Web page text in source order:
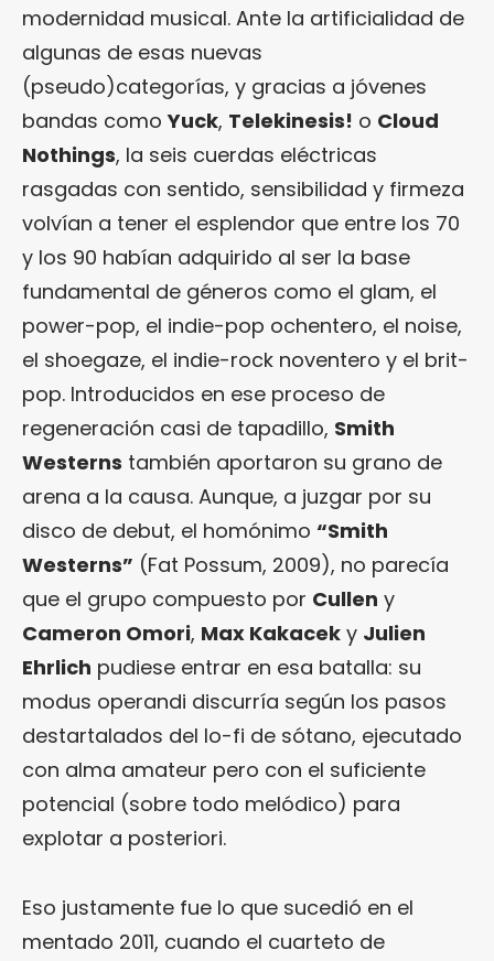
modernidad musical. Ante la artificialidad de
algunas de esas nuevas
(pseudo)categorías, y gracias a jóvenes
bandas comoYuck, Telekinesis! o Cloud
Nothings, la seis cuerdas eléctricas
rasgadas con sentido, sensibilidad y firmeza
volvían a tener el esplendor que entre los 70
y los 90 habían adquirido al ser la base
fundamental de géneros como el glam, el
power-pop, el indie-pop ochentero, el noise,
el shoegaze, el indie-rock noventero y el brit-
pop. Introducidos en ese proceso de
regeneración casi de tapadillo, Smith
Westerns también aportaron su grano de
arena a la causa. Aunque, a juzgar por su
disco de debut, el homónimo “Smith
Westerns” (Fat Possum, 2009), no parecía
que el grupo compuesto por Cullen y
Cameron Omori, Max Kakacek y Julien
Ehrlich pudiese entrar en esa batalla: su
modus operandi discurría según los pasos
destartalados del lo-fi de sótano, ejecutado
con alma amateur pero con el suficiente
potencial (sobre todo melódico) para
explotar a posteriori.
Eso justamente fue lo que sucedió en el
mentado 2011, cuando el cuarteto de